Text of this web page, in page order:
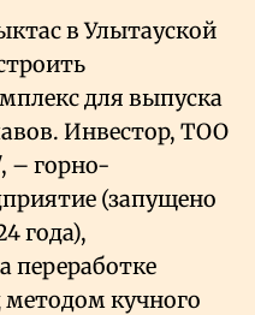
в Улытауской
для выпуска
Инвестор, ТОО
– горно-
(запущено
года),
переработке
кучного